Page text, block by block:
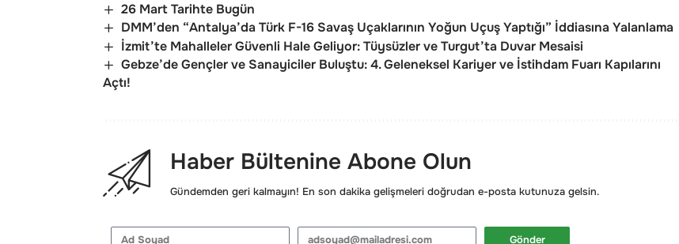
26 Mart Tarihte Bugün
DMM’den “Antalya’da Türk F-16 Savaş Uçaklarının Yoğun Uçuş Yaptığı” İddiasına Yalanlama
İzmit’te Mahalleler Güvenli Hale Geliyor: Tüysüzler ve Turgut’ta Duvar Mesaisi
Gebze’de Gençler ve Sanayiciler Buluştu: 4. Geleneksel Kariyer ve İstihdam Fuarı Kapılarını
Açtı!
Haber Bültenine Abone Olun
Gündemden geri kalmayın! En son dakika gelişmeleri doğrudan e-posta kutunuza gelsin.
Gönder